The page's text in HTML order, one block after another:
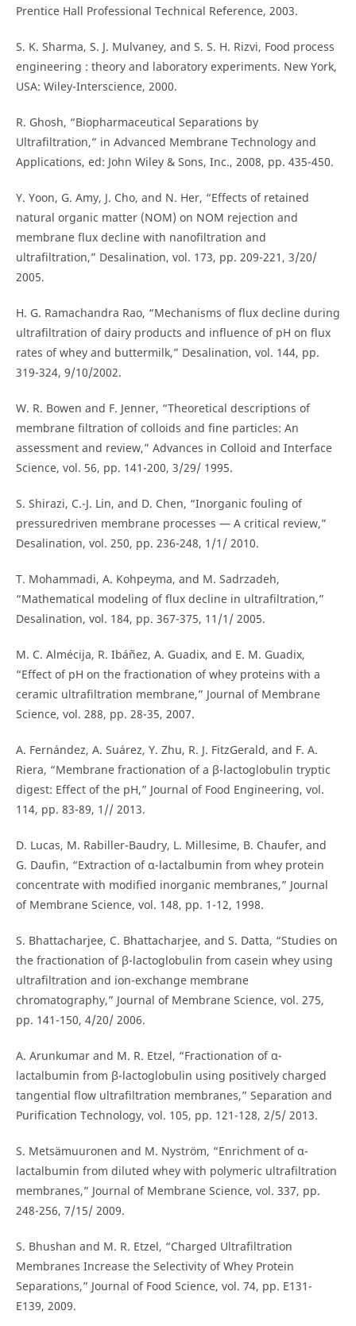
Prentice Hall Professional Technical Reference, 2003.
S. K. Sharma, S. J. Mulvaney, and S. S. H. Rizvi, Food process
engineering : theory and laboratory experiments. New York,
USA: Wiley-Interscience, 2000.
R. Ghosh, “Biopharmaceutical Separations by
Ultrafiltration,” in Advanced Membrane Technology and
Applications, ed: John Wiley & Sons, Inc., 2008, pp. 435-450.
Y. Yoon, G. Amy, J. Cho, and N. Her, “Effects of retained
natural organic matter (NOM) on NOM rejection and
membrane flux decline with nanofiltration and
ultrafiltration,” Desalination, vol. 173, pp. 209-221, 3/20/
2005.
H. G. Ramachandra Rao, “Mechanisms of flux decline during
ultrafiltration of dairy products and influence of pH on flux
rates of whey and buttermilk,” Desalination, vol. 144, pp.
319-324, 9/10/2002.
W. R. Bowen and F. Jenner, “Theoretical descriptions of
membrane filtration of colloids and fine particles: An
assessment and review,” Advances in Colloid and Interface
Science, vol. 56, pp. 141-200, 3/29/ 1995.
S. Shirazi, C.-J. Lin, and D. Chen, “Inorganic fouling of
pressuredriven membrane processes — A critical review,”
Desalination, vol. 250, pp. 236-248, 1/1/ 2010.
T. Mohammadi, A. Kohpeyma, and M. Sadrzadeh,
“Mathematical modeling of flux decline in ultrafiltration,”
Desalination, vol. 184, pp. 367-375, 11/1/ 2005.
M. C. Almécija, R. Ibáñez, A. Guadix, and E. M. Guadix,
“Effect of pH on the fractionation of whey proteins with a
ceramic ultrafiltration membrane,” Journal of Membrane
Science, vol. 288, pp. 28-35, 2007.
A. Fernández, A. Suárez, Y. Zhu, R. J. FitzGerald, and F. A.
Riera, “Membrane fractionation of a β-lactoglobulin tryptic
digest: Effect of the pH,” Journal of Food Engineering, vol.
114, pp. 83-89, 1// 2013.
D. Lucas, M. Rabiller-Baudry, L. Millesime, B. Chaufer, and
G. Daufin, “Extraction of α-lactalbumin from whey protein
concentrate with modified inorganic membranes,” Journal
of Membrane Science, vol. 148, pp. 1-12, 1998.
S. Bhattacharjee, C. Bhattacharjee, and S. Datta, “Studies on
the fractionation of β-lactoglobulin from casein whey using
ultrafiltration and ion-exchange membrane
chromatography,” Journal of Membrane Science, vol. 275,
pp. 141-150, 4/20/ 2006.
A. Arunkumar and M. R. Etzel, “Fractionation of α-
lactalbumin from β-lactoglobulin using positively charged
tangential flow ultrafiltration membranes,” Separation and
Purification Technology, vol. 105, pp. 121-128, 2/5/ 2013.
S. Metsämuuronen and M. Nyström, “Enrichment of α-
lactalbumin from diluted whey with polymeric ultrafiltration
membranes,” Journal of Membrane Science, vol. 337, pp.
248-256, 7/15/ 2009.
S. Bhushan and M. R. Etzel, “Charged Ultrafiltration
Membranes Increase the Selectivity of Whey Protein
Separations,” Journal of Food Science, vol. 74, pp. E131-
E139, 2009.